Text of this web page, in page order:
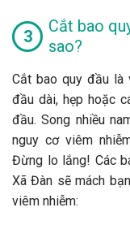
Cắt bao
sao?
Cắt bao quy đầu là
đầu dài, hẹp hoặc
đầu. Song nhiều
nguy cơ viêm
Đừng lo lắng! Các
Xã Đàn sẽ mách
viêm nhiễm: